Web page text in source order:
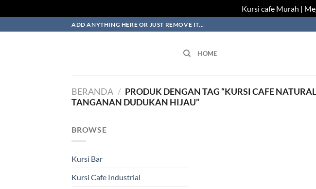
Kursi cafe Murah |
to
ADD ANYTHING HERE OR JUST REMOVE IT...
HOME
BERANDA / PRODUK DENGAN TAG “KURSI CAFE NATURAL
TANGANAN DUDUKAN HIJAU”
BROWSE
Kursi Bar
Kursi Cafe Industrial